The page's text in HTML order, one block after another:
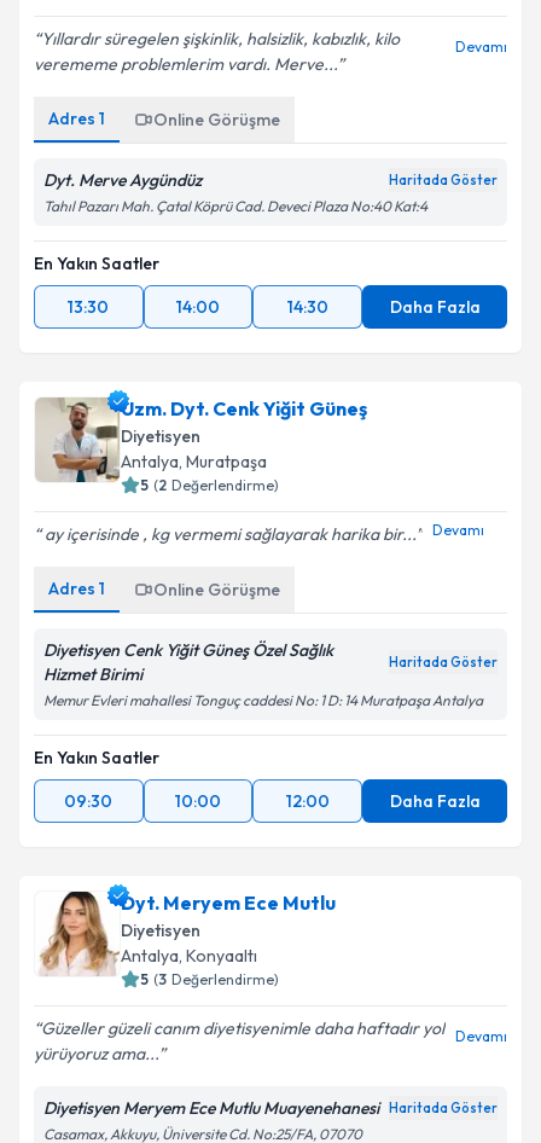
Yıllardır süregelen şişkinlik, halsizlik, kabızlık, kilo
verememe problemlerim vardı. Merve...
Devamı
Adres 1 Online Görüşme
Dyt. Merve Aygündüz Haritada Göster
Tahıl Pazarı Mah. Çatal Köprü Cad. Deveci Plaza No:40 Kat:4
En Yakın Saatler
13:30
14:00 14:30 Daha Fazla
Uzm. Dyt. Cenk Yiğit Güneş
Diyetisyen
Antalya, Muratpaşa
5 (2 Değerlendirme)
ay içerisinde , kg vermemi sağlayarak harika bir... Devamı
Adres 1 Online Görüşme
Diyetisyen Cenk Yiğit Güneş Özel Sağlık
Hizmet Birimi
Haritada Göster
Memur Evleri mahallesi Tonguç caddesi No: 1 D: 14 Muratpaşa Antalya
En Yakın Saatler
09:30
10:00 12:00 Daha Fazla
Dyt. Meryem Ece Mutlu
Diyetisyen
Antalya, Konyaaltı
5 (3 Değerlendirme)
Güzeller güzeli canım diyetisyenimle daha haftadır yol
yürüyoruz ama...
Devamı
Diyetisyen Meryem Ece Mutlu Muayenehanesi Haritada Göster
Casamax, Akkuyu, Üniversite Cd. No:25/FA, 07070